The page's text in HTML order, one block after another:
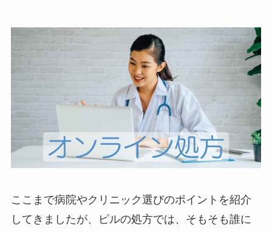
ここまで病院やクリニック選びのポイントを紹介
してきましたが、ピルの処方では、そもそも誰に